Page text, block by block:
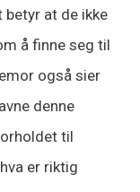
betyr at de ikke
å finne seg til
også sier
denne
til
er riktig